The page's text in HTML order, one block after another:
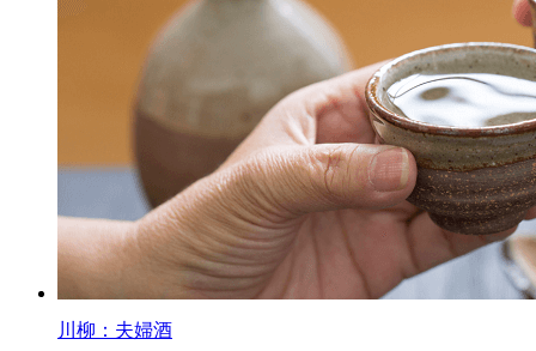
川柳：夫婦酒